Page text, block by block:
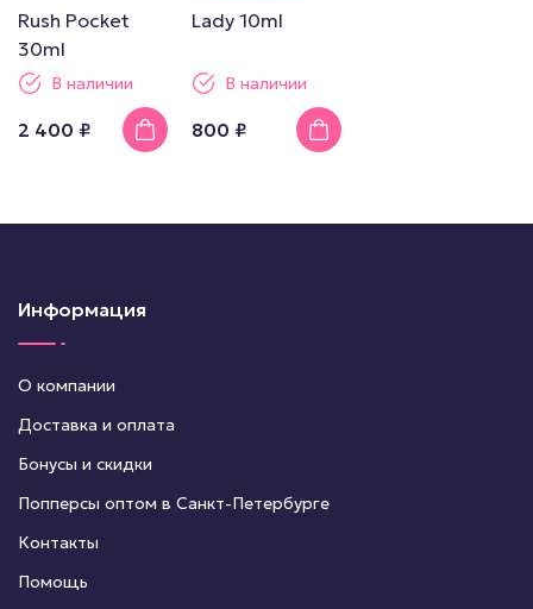
Rush Pocket
30ml
В наличии
2 400 ₽
Lady 10ml
В наличии
800 ₽
Информация
О компании
Доставка и оплата
Бонусы и скидки
Попперсы оптом в Санкт-Петербурге
Контакты
Помощь